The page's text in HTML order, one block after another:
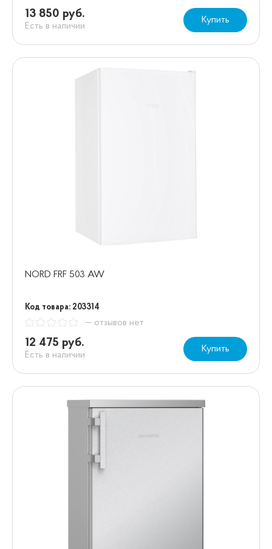
13 850 руб.
Есть в наличии
Купить
NORD FRF 503 AW
Код товара: 203314
— отзывов нет
12 475 руб.
Есть в наличии
Купить